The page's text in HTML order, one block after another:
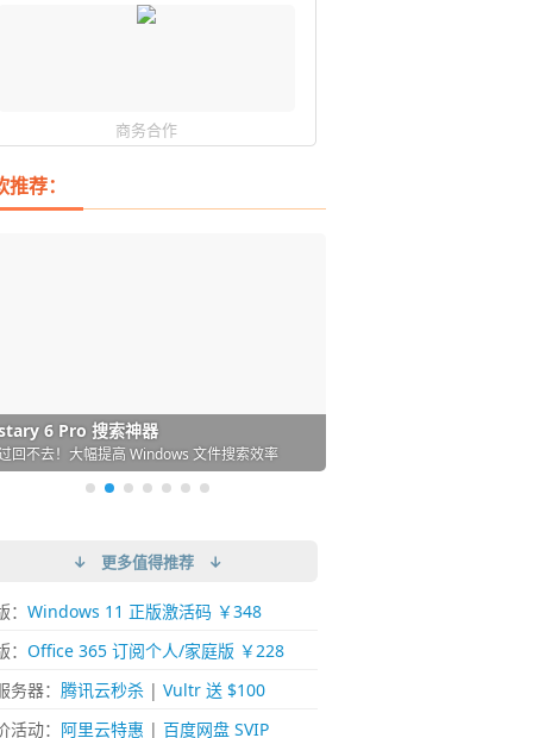
商务合作
荐：
必备的下载神器
的 Windows 平台下载工具
6 Pro 搜索神器
回不去！大幅提高 Windows 文件搜索效率
桌面图标自动整理/美化神器
必备！图标再多桌面也不再凌乱！
Desktop 虚拟机
上流畅运行 Windows (支持 M 芯片)
下载网络视频的神器 (Mac)
下视频，超简单好用！谁用谁知道
- 极简好用的 Markdown 编辑器
写作体验！跨平台支持 Win / Mac
↓ 更多值得推荐 ↓
Windows 11 正版激活码 ￥348
Office 365 订阅个人/家庭版 ￥228
务器： 腾讯云秒杀| Vultr 送 $100
活动： 阿里云特惠 | 百度网盘 SVIP